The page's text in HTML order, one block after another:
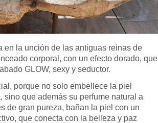
en la unción de las antiguas reinas de
corporal, con un efecto dorado, que
GLOW, sexy y seductor.
porque no solo embellece la piel
sino que además su perfume natural a
de gran pureza, bañan la piel con un
que conecta con la belleza y paz